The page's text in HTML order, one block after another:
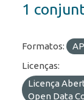
1
Formatos:
Licenças:
Licença
Open Data